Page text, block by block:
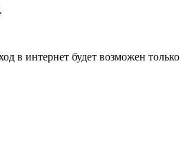
в интернет будет возможен только